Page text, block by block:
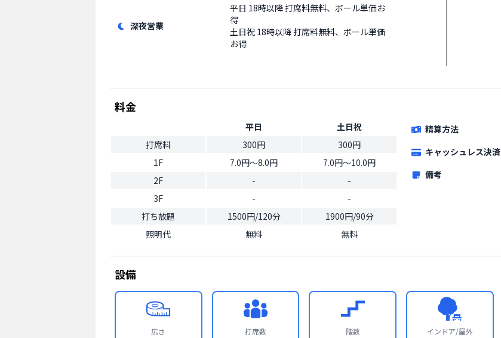
深夜営業
平日 18時以降 打席料無料、ボール単価お
得
土日祝 18時以降 打席料無料、ボール単価
お得
料金
平日
土日祝
打席料
300円
300円
1F
7.0円〜8.0円
7.0円〜10.0円
2F
-
-
3F
-
-
打ち放題
1500円/120分
1900円/90分
照明代
無料 無料
精算方法
キャッシュレス決済
備考
設備
広さ 打席数 階数 インドア/屋外